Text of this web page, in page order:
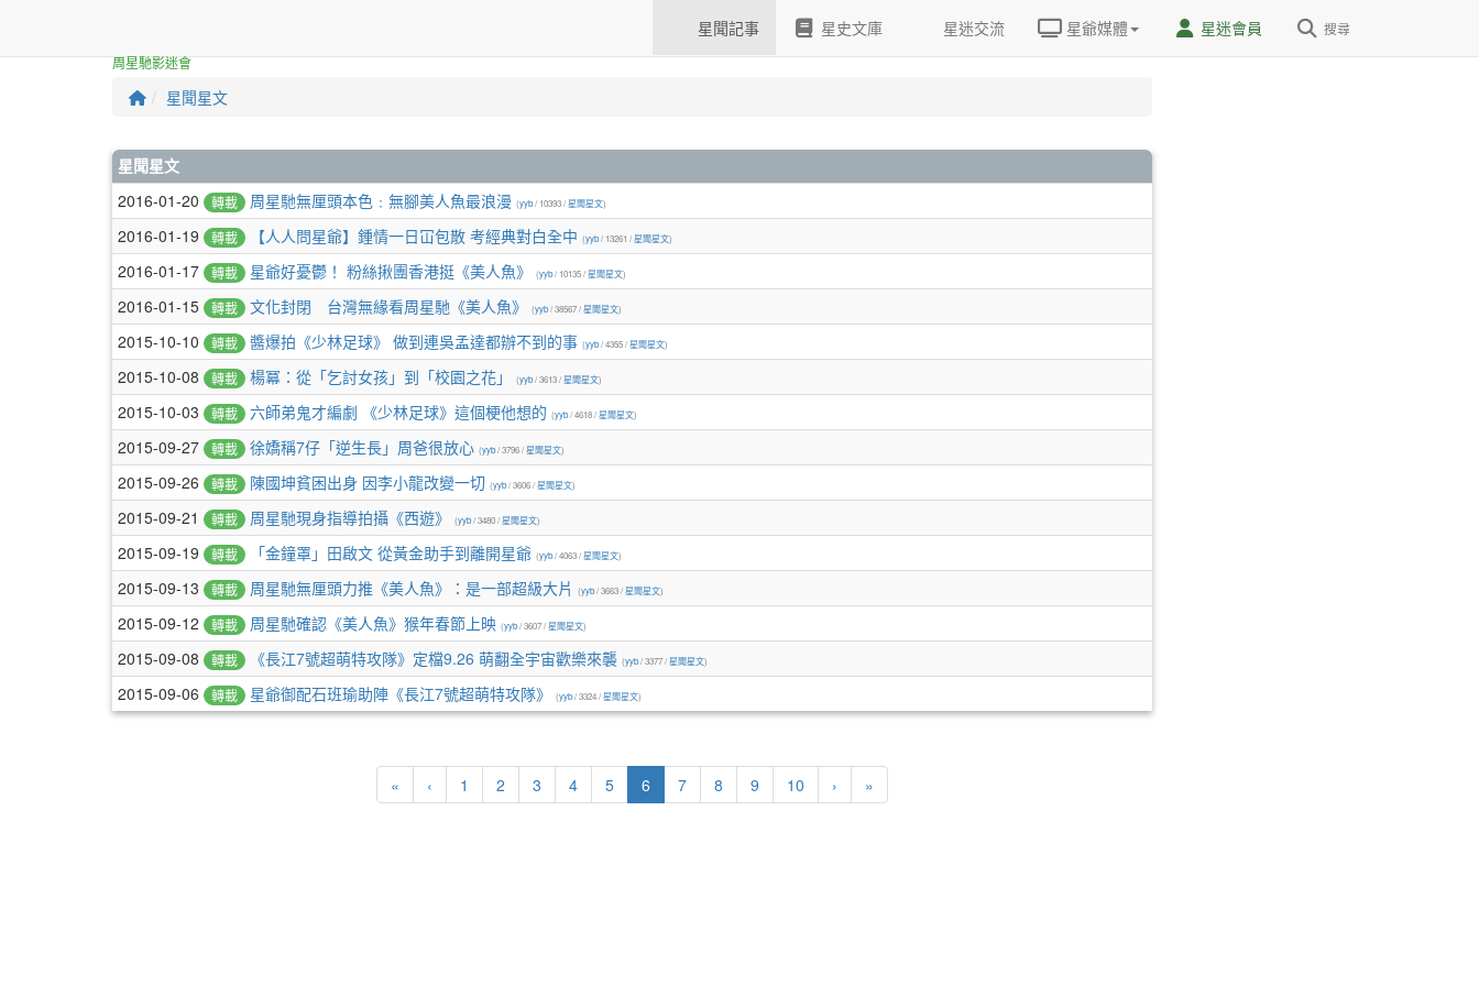
周星馳影迷會
星聞記事 星史文庫 星迷交流 星爺媒體 星迷會員 搜尋
星聞星文
文章列表
星聞星文
2016-01-20 轉載 周星馳無厘頭本色﹕無腳美人魚最浪漫 (yyb/ 10393 /星聞星文)
2016-01-19 轉載 【人人問星爺】鍾情一日冚包散 考經典對白全中 (yyb/ 13261 /星聞星文)
2016-01-17 轉載 星爺好憂鬱！ 粉絲揪團香港挺《美人魚》 (yyb/ 10135 /星聞星文)
2016-01-15 轉載 文化封閉 台灣無緣看周星馳《美人魚》 (yyb/ 38567 /星聞星文)
2015-10-10 轉載 醬爆拍《少林足球》 做到連吳孟達都辦不到的事 (yyb/ 4355 /星聞星文)
2015-10-08 轉載 楊冪：從「乞討女孩」到「校園之花」 (yyb/ 3613 /星聞星文)
2015-10-03 轉載 六師弟鬼才編劇 《少林足球》這個梗他想的 (yyb/ 4618 /星聞星文)
2015-09-27 轉載 徐嬌稱7仔「逆生長」周爸很放心 (yyb/ 3796 /星聞星文)
2015-09-26 轉載 陳國坤貧困出身 因李小龍改變一切 (yyb/ 3606 /星聞星文)
2015-09-21 轉載 周星馳現身指導拍攝《西遊》 (yyb/ 3480 /星聞星文)
2015-09-19 轉載 「金鐘罩」田啟文 從黃金助手到離開星爺 (yyb/ 4063 /星聞星文)
2015-09-13 轉載 周星馳無厘頭力推《美人魚》：是一部超級大片 (yyb/ 3663 /星聞星文)
2015-09-12 轉載 周星馳確認《美人魚》猴年春節上映 (yyb/ 3607 /星聞星文)
2015-09-08 轉載 《長江7號超萌特攻隊》定檔9.26 萌翻全宇宙歡樂來襲 (yyb/ 3377 /星聞星文)
2015-09-06 轉載 星爺御配石班瑜助陣《長江7號超萌特攻隊》 (yyb/ 3324 /星聞星文)
« ‹ 1 2 3 4 5 6 (current)
7 8 9 10 › »